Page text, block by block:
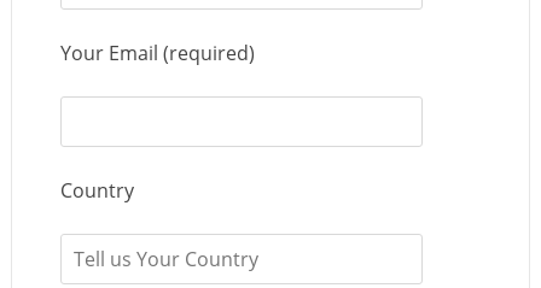
Your Email (required)
Country